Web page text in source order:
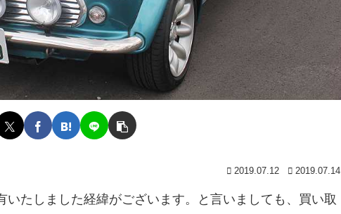
2019.07.12 2019.07.14
たしました経緯がございます。と言いましても、買い取